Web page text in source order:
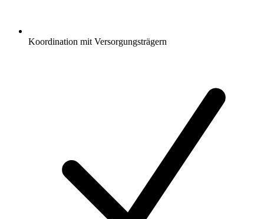
Koordination mit Versorgungsträgern